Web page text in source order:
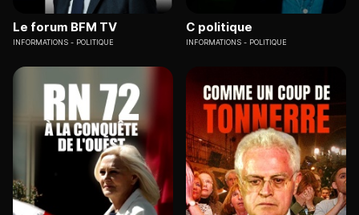
Le forum BFM TV
INFORMATIONS POLITIQUE
C politique
INFORMATIONS POLITIQUE